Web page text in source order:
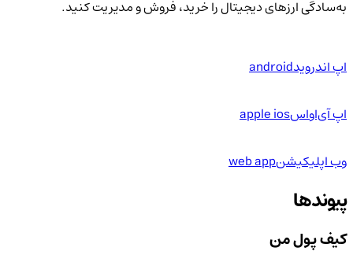
به‌سادگی ارزهای دیجیتال را خرید، فروش و مدیریت کنید.
اپ اندرویدandroid
اپ آی‌او‌اسapple ios
وب اپلیکیشنweb app
پیوندها
کیف پول من